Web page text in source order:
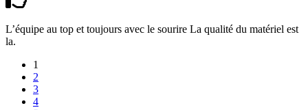
L’équipe au top et toujours avec le sourire La qualité du matériel est
la.
1
2
3
4